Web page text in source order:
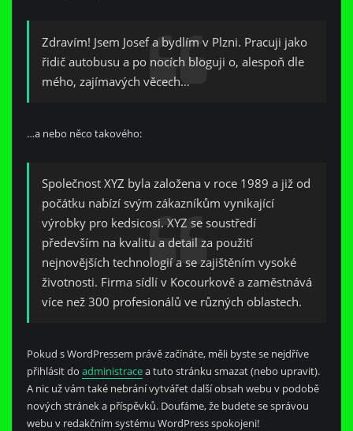
Zdravím! Jsem Josef a bydlím v Plzni. Pracuji jako
řidič autobusu a po nocích bloguji o, alespoň dle
mého, zajímavých věcech…
…a nebo něco takového:
Společnost XYZ byla založena v roce 1989 a již od
počátku nabízí svým zákazníkům vynikající
výrobky pro kedsicosi. XYZ se soustředí
především na kvalitu a detail za použití
nejnovějších technologií a se zajištěním vysoké
životnosti. Firma sídlí v Kocourkově a zaměstnává
více než 300 profesionálů ve různých oblastech.
Pokud s WordPressem právě začínáte, měli byste se nejdříve
přihlásit do administracea tuto stránku smazat (nebo upravit).
A nic už vám také nebrání vytvářet další obsah webu v podobě
nových stránek a příspěvků. Doufáme, že budete se správou
webu v redakčním systému WordPress spokojeni!